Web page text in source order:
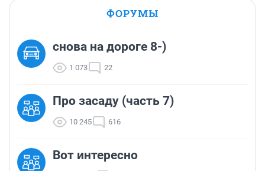
ФОРУМЫ
снова на дороге 8-)
1 073 22
Про засаду (часть 7)
10 245 616
Вот интересно